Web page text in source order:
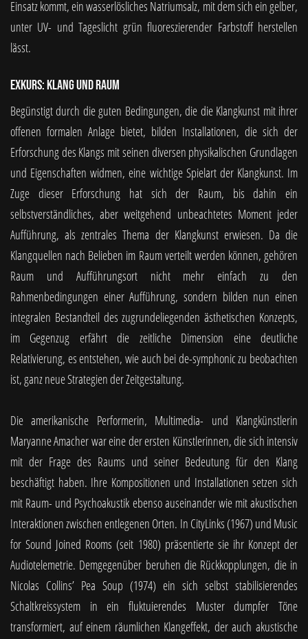
Einsatz kommt, ein wasserlösliches Natriumsalz, mit dem sich ein gelber,
unter UV- und Tageslicht grün fluoreszierender Farbstoff herstellen
lässt.
Exkurs: Klang und Raum
Begünstigt durch die guten Bedingungen, die die Klangkunst mit ihrer
offenen formalen Anlage bietet, bilden Installationen, die sich der
Erforschung des Klangs mit seinen diversen physikalischen Grundlagen
und Eigenschaften widmen, eine wichtige Spielart der Klangkunst. Im
Zuge dieser Erforschung hat sich der Raum, bis dahin ein
selbstverständliches, aber weitgehend unbeachtetes Moment jeder
Aufführung, als zentrales Thema der Klangkunst erwiesen. Da die
Klangquellen nach Belieben im Raum verteilt werden können, gehören
Raum und Aufführungsort nicht mehr einfach zu den
Rahmenbedingungen einer Aufführung, sondern bilden nun einen
integralen Bestandteil des zugrundeliegenden ästhetischen Konzepts,
im Gegenzug erfährt die zeitliche Dimension eine deutliche
Relativierung, es entstehen, wie auch bei de-symphonic zu beobachten
ist, ganz neue Strategien der Zeitgestaltung.
Die amerikanische Performerin, Multimedia- und Klangkünstlerin
Maryanne Amacher war eine der ersten Künstlerinnen, die sich intensiv
mit der Frage des Raums und seiner Bedeutung für den Klang
beschäftigt haben. Ihre Kompositionen und Installationen setzen sich
mit Raum- und Psychoakustik ebenso auseinander wie mit akustischen
Interaktionen zwischen entlegenen Orten. In CityLinks (1967) und Music
for Sound Joined Rooms (seit 1980) präsentierte sie ihr Konzept der
Audiotelemetrie. Demgegenüber beruhen die Rückkopplungen, die in
Nicolas Collins’ Pea Soup (1974) ein sich selbst stabilisierendes
Schaltkreissystem in ein fluktuierendes Muster dumpfer Töne
transformiert, auf einem räumlichen Klangeffekt, der auch akustische